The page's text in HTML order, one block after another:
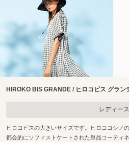
HIROKO BIS GRANDE / ヒロコビス グラン
レディース
ヒロコビスの大きいサイズです。ヒロココシノ
都会的にソフィストケートされた単品コーディ